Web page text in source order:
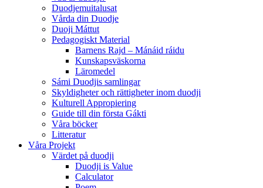
Duodjemuitalusat
Vårda din Duodje
Duoji Máttut
Pedagogiskt Material
Barnens Rajd – Mánáid ráidu
Kunskapsväskorna
Läromedel
Sámi Duodjis samlingar
Skyldigheter och rättigheter inom duodji
Kulturell Appropiering
Guide till din första Gákti
Våra böcker
Litteratur
Våra Projekt
Värdet på duodji​
Duodji is Value
Calculator